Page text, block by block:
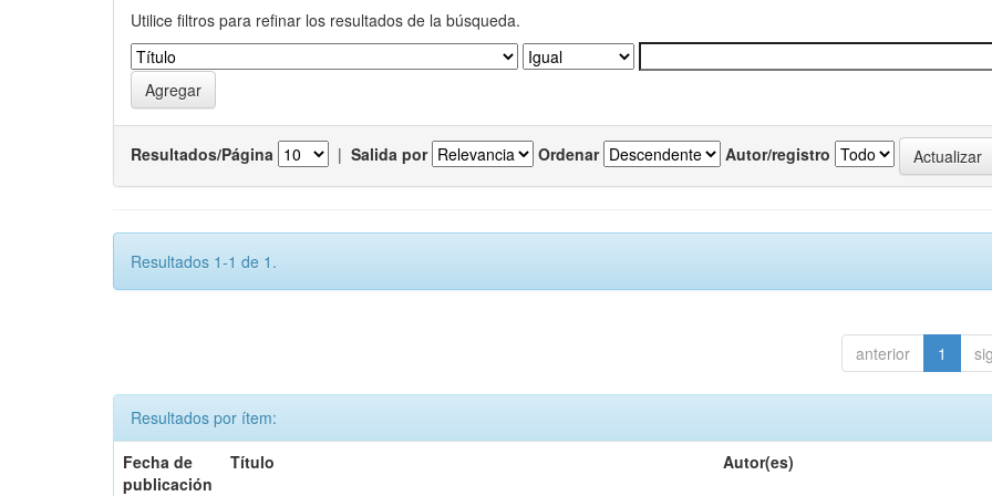
Utilice filtros para refinar los resultados de la búsqueda.
Resultados/Página | Salida por Ordenar Autor/registro
Resultados 1-1 de 1.
anterior 1
Resultados por ítem:
Fecha de
publicación
Título Autor(es)